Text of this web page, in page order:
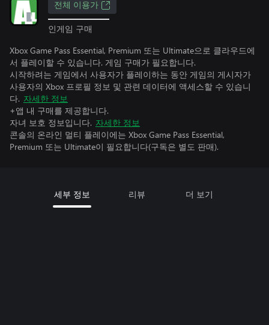
전체 이용가
인게임 구매
Xbox Game Pass Essential, Premium 또는 Ultimate으로 클라우드에
서 플레이할 수 있습니다. 게임 구매가 필요합니다.
시작하려는 게임에서 사용자가 플레이하는 동안 게임의 게시자가
사용자의 Xbox 프로필 정보 및 관련 데이터에 액세스할 수 있습니
다. 자세한 정보
+앱 내 구매를 제공합니다.
자녀 보호 정보입니다. 자세한 정보
콘솔의 온라인 멀티 플레이에는 Xbox Game Pass Essential,
Premium 또는 Ultimate이 필요합니다(구독은 별도 판매).
세부 정보 리뷰 더 보기